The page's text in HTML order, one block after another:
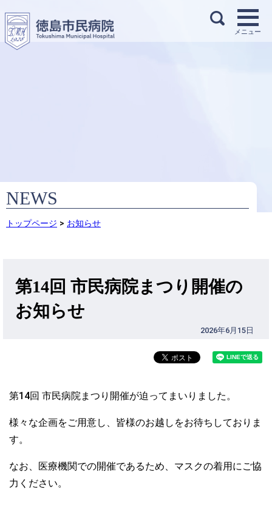
NEWS
トップページ > お知らせ
第14回 市民病院まつり開催の
お知らせ
2026年6月15日
第14回 市民病院まつり開催が迫ってまいりました。
様々な企画をご用意し、皆様のお越しをお待ちしておりま
す。
なお、医療機関での開催であるため、マスクの着用にご協
力ください。